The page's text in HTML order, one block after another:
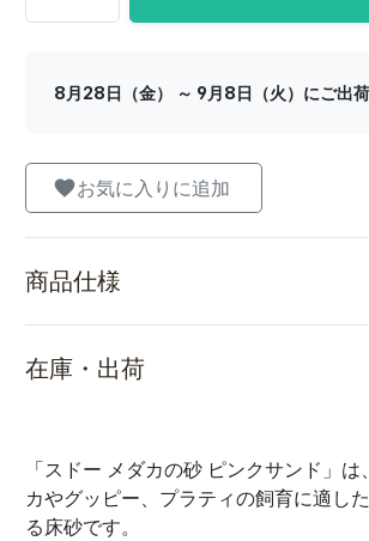
8月28日（金） ～ 9月8日（火）にご出
お気に入りに追加
商品仕様
在庫・出荷
「スドー メダカの砂 ピンクサンド」は
カやグッピー、プラティの飼育に適し
る床砂です。